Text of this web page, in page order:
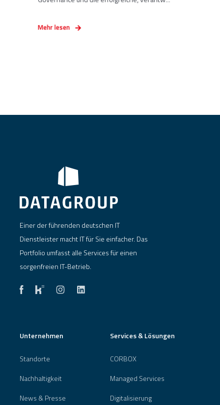
Mehr lesen
Einer der führenden deutschen IT
Dienstleister macht IT für Sie einfacher. Das
Portfolio umfasst alle Services für einen
sorgenfreien IT-Betrieb.
Unternehmen
Standorte
Nachhaltigkeit
News & Presse
Services & Lösungen
CORBOX
Managed Services
Digitalisierung